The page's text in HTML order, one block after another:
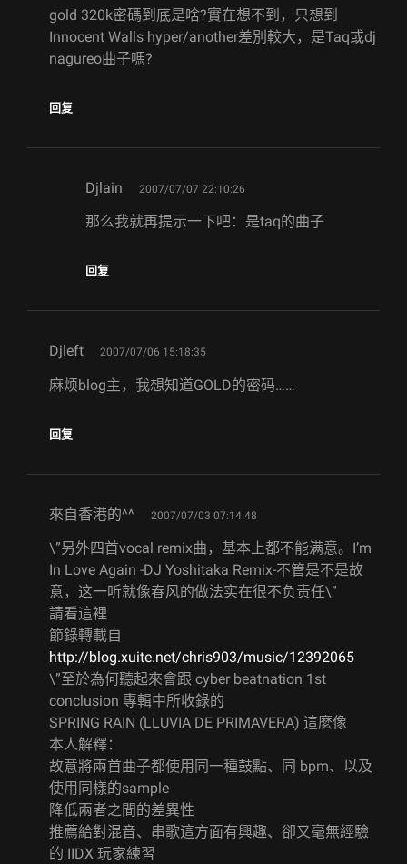
gold 320k密碼到底是啥?實在想不到，只想到
Innocent Walls hyper/another差別較大，是Taq或dj
nagureo曲子嗎?
回复
Djlain says:
2007/07/07 22:10:26
那么我就再提示一下吧：是taq的曲子
回复
Djleft says:
2007/07/06 15:18:35
麻烦blog主，我想知道GOLD的密码……
回复
來自香港的^^ says:
2007/07/03 07:14:48
\”另外四首vocal remix曲，基本上都不能满意。I’m
In Love Again -DJ Yoshitaka Remix-不管是不是故
意，这一听就像春风的做法实在很不负责任\”
請看這裡
節錄轉載自
http://blog.xuite.net/chris903/music/12392065
\”至於為何聽起來會跟 cyber beatnation 1st
conclusion 專輯中所收錄的
SPRING RAIN (LLUVIA DE PRIMAVERA) 這麼像
本人解釋：
故意將兩首曲子都使用同一種鼓點、同 bpm、以及
使用同樣的sample
降低兩者之間的差異性
推薦給對混音、串歌這方面有興趣、卻又毫無經驗
的 IIDX 玩家練習